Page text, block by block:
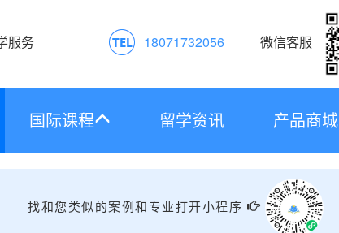
服务 18071732056 微信客服
国际课程 留学资讯 产品商城
找和您类似的案例和专业打开小程序